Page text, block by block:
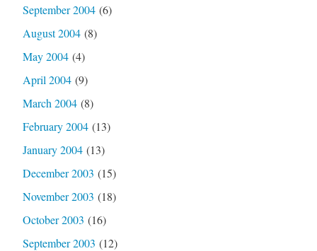
September 2004(6)
August 2004(8)
May 2004(4)
April 2004(9)
March 2004(8)
February 2004(13)
January 2004(13)
December 2003 (15)
November 2003 (18)
October 2003 (16)
September 2003 (12)